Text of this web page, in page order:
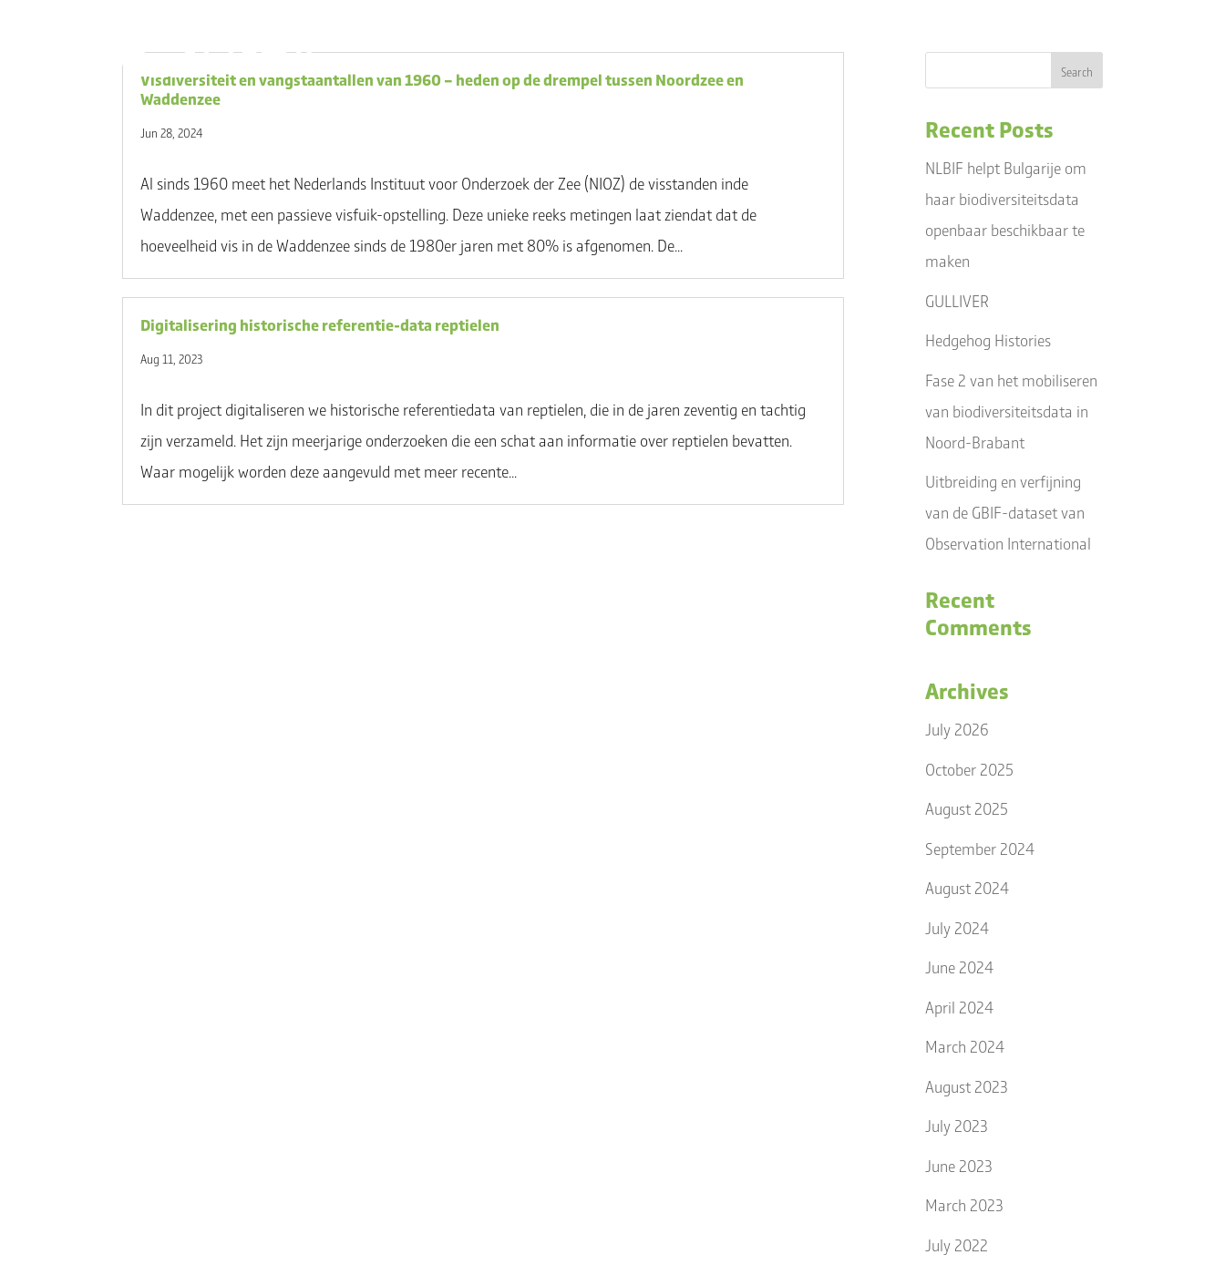
Visdiversiteit en vangstaantallen van 1960 – heden op de drempel tussen Noordzee en
Waddenzee
Jun 28, 2024
Al sinds 1960 meet het Nederlands Instituut voor Onderzoek der Zee (NIOZ) de visstanden inde
Waddenzee, met een passieve visfuik-opstelling. Deze unieke reeks metingen laat ziendat dat de
hoeveelheid vis in de Waddenzee sinds de 1980er jaren met 80% is afgenomen. De...
Digitalisering historische referentie-data reptielen
Aug 11, 2023
In dit project digitaliseren we historische referentiedata van reptielen, die in de jaren zeventig en tachtig
zijn verzameld. Het zijn meerjarige onderzoeken die een schat aan informatie over reptielen bevatten.
Waar mogelijk worden deze aangevuld met meer recente...
Recent Posts
NLBIF helpt Bulgarije om
haar biodiversiteitsdata
openbaar beschikbaar te
maken
GULLIVER
Hedgehog Histories
Fase 2 van het mobiliseren
van biodiversiteitsdata in
Noord-Brabant
Uitbreiding en verfijning
van de GBIF-dataset van
Observation International
Recent
Comments
Archives
July 2026
October 2025
August 2025
September 2024
August 2024
July 2024
June 2024
April 2024
March 2024
August 2023
July 2023
June 2023
March 2023
July 2022